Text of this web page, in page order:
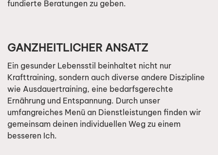
fundierte Beratungen zu geben.
GANZHEITLICHER ANSATZ
Ein gesunder Lebensstil beinhaltet nicht nur
Krafttraining, sondern auch diverse andere Diszipline
wie Ausdauertraining, eine bedarfsgerechte
Ernährung und Entspannung. Durch unser
umfangreiches Menü an Dienstleistungen finden wir
gemeinsam deinen individuellen Weg zu einem
besseren Ich.